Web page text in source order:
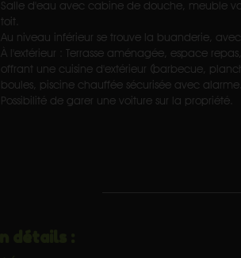
Salle d'eau avec cabine de douche, meuble
toit.
Au niveau inférieur se trouve la buanderie,
À l'extérieur : Terrasse aménagée, espace
offrant une cuisine d'extérieur (barbecue,
boules, piscine chauffée sécurisée avec alarme.
Possibilité de garer une voiture sur la propriété.